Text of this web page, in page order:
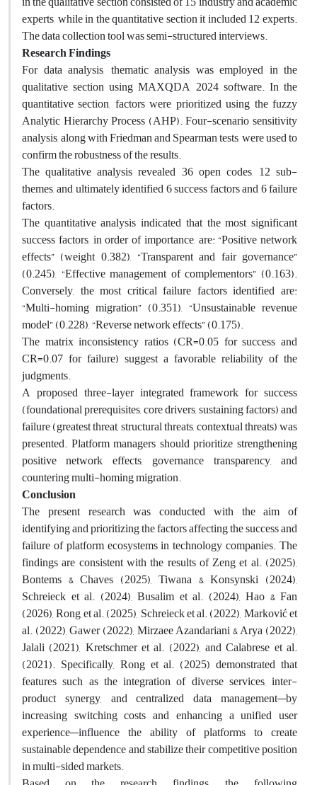
experts, while in the quantitative section it included 12 experts.
The data collection tool was semi-structured interviews.
Research Findings
For data analysis, thematic analysis was employed in the
qualitative section using MAXQDA 2024 software. In the
quantitative section, factors were prioritized using the fuzzy
Analytic Hierarchy Process (AHP). Four-scenario sensitivity
analysis, along with Friedman and Spearman tests, were used to
confirm the robustness of the results.
The qualitative analysis revealed 36 open codes, 12 sub-
themes, and ultimately identified 6 success factors and 6 failure
factors.
The quantitative analysis indicated that the most significant
success factors, in order of importance, are: “Positive network
effects” (weight 0.382), “Transparent and fair governance”
(0.245), “Effective management of complementors” (0.163).
Conversely, the most critical failure factors identified are:
“Multi-homing migration” (0.351), “Unsustainable revenue
model” (0.228), “Reverse network effects” (0.175).
The matrix inconsistency ratios (CR=0.05 for success and
CR=0.07 for failure) suggest a favorable reliability of the
judgments.
A proposed three-layer integrated framework for success
(foundational prerequisites, core drivers, sustaining factors) and
failure (greatest threat, structural threats, contextual threats) was
presented. Platform managers should prioritize strengthening
positive network effects, governance transparency, and
countering multi-homing migration.
Conclusion
The present research was conducted with the aim of
identifying and prioritizing the factors affecting the success and
failure of platform ecosystems in technology companies. The
findings are consistent with the results of Zeng et al. (2025),
Bontems & Chaves (2025), Tiwana & Konsynski (2024),
Schreieck et al. (2024), Busalim et al. (2024), Hao & Fan
(2026), Rong et al. (2025), Schreieck et al. (2022), Marković et
al. (2022), Gawer (2022), Mirzaee Azandariani & Arya (2022),
Jalali (2021), Kretschmer et al. (2022), and Calabrese et al.
(2021). Specifically, Rong et al. (2025) demonstrated that
features such as the integration of diverse services, inter-
product synergy, and centralized data management—by
increasing switching costs and enhancing a unified user
experience—influence the ability of platforms to create
sustainable dependence and stabilize their competitive position
in multi-sided markets.